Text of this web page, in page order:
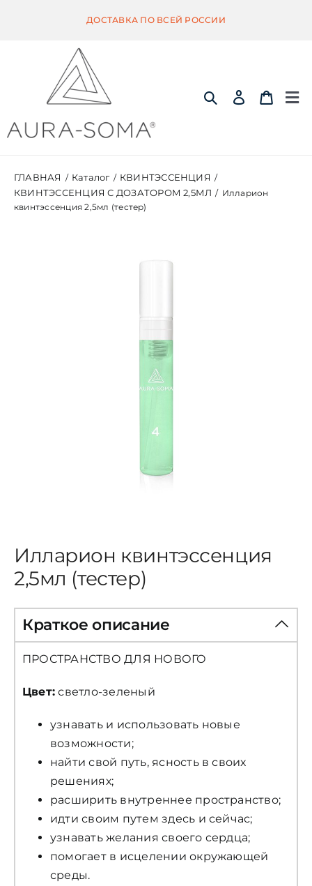
ДОСТАВКА ПО ВСЕЙ РОССИИ
УСЛУГИ
ГЛАВНАЯ / Каталог / КВИНТЭССЕНЦИЯ /
КВИНТЭССЕНЦИЯ С ДОЗАТОРОМ 2,5МЛ / Илларион
квинтэссенция 2,5мл (тестер)
Илларион квинтэссенция
2,5мл (тестер)
Краткое описание
ПРОСТРАНСТВО ДЛЯ НОВОГО
Цвет: светло-зеленый
узнавать и использовать новые
возможности;
найти свой путь, ясность в своих
решениях;
расширить внутреннее пространство;
идти своим путем здесь и сейчас;
узнавать желания своего сердца;
помогает в исцелении окружающей
среды.